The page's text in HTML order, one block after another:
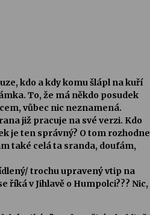
kdo a kdy komu šlápl na kuří
To, že má někdo posudek
vůbec nic neznamená.
již pracuje na své verzi. Kdo
je ten správný? O tom rozhodne
také celá ta sranda, doufám,
trochu upravený vtip na
říká v Jihlavě o Humpolci??? Nic,